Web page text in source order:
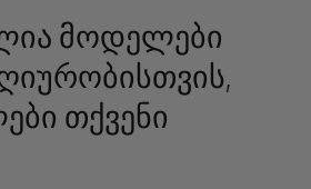
მოდელები
თქვენი